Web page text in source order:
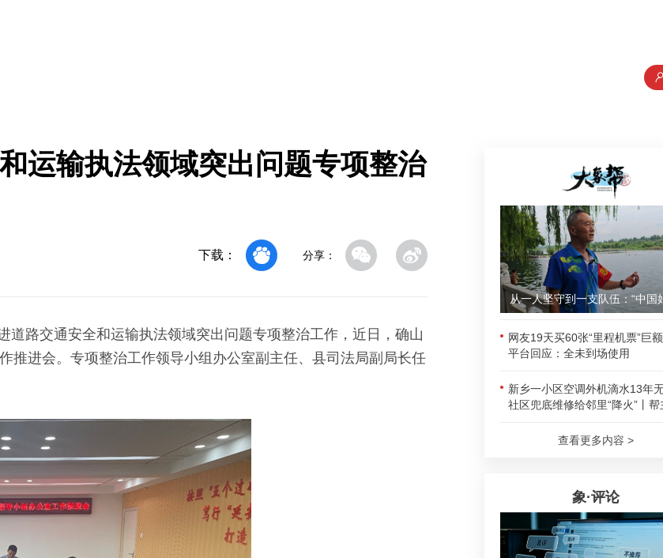
运输执法领域突出问题专项整治
下载： 分享：
道路交通安全和运输执法领域突出问题专项整治工作，近日，确山
推进会。专项整治工作领导小组办公室副主任、县司法局副局长任
网友19天买60张“里程机票”巨
平台回应：全未到场使用
新乡一小区空调外机滴水13年
社区兜底维修给邻里“降火”丨帮
查看更多内容 >
象·评论